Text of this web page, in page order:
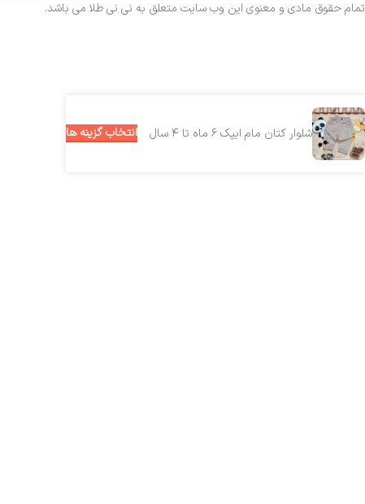
تمام حقوق مادی و معنوی این وب سایت متعلق به نی نی طلا می باشد.
شلوار کتان مام ایپک ۶ ماه تا ۴ سال انتخاب گزینه ها